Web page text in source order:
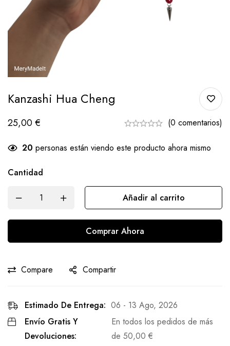
Kanzashi Hua Cheng
25,00€ (0 comentarios)
20 personas están viendo este producto ahora mismo
Cantidad
Añadir al carrito
Comprar Ahora
Compare Compartir
Estimado De Entrega: 06 - 13 Ago, 2026
Envío Gratis Y
Devoluciones:
En todos los pedidos de más
de50,00€